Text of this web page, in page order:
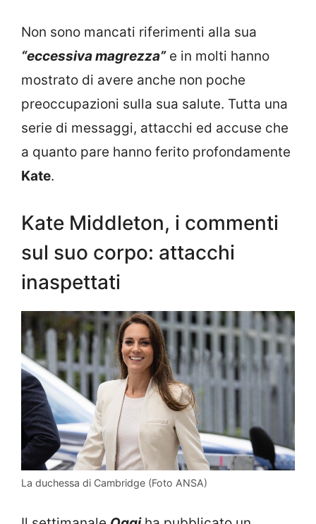
Non sono mancati riferimenti alla sua
“eccessiva magrezza”e in molti hanno
mostrato di avere anche non poche
preoccupazioni sulla sua salute. Tutta una
serie di messaggi, attacchi ed accuse che
a quanto pare hanno ferito profondamente
Kate.
Kate Middleton, i commenti
sul suo corpo: attacchi
inaspettati
La duchessa di Cambridge (Foto ANSA)